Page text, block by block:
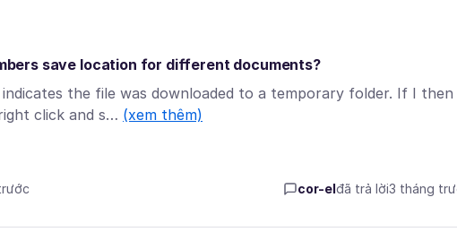
save location for different documents?
the file was downloaded to a temporary folder. If I then
click and s… (xem thêm)
cor-elđã trả lời3 tháng